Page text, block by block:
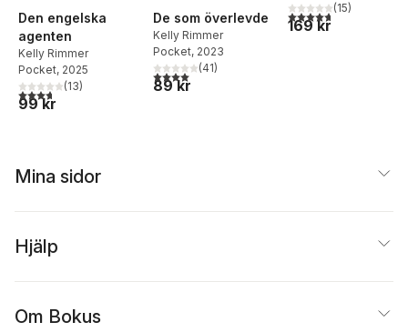
Den engelska
agenten
Kelly Rimmer
Pocket, 2025
3,7utav 5 stjärnor. Totalt antal röster:
(13)
99 kr
De som överlevde
Kelly Rimmer
Pocket, 2023
4,0utav 5 stjärnor. Totalt antal röster:
(41)
89 kr
4,7utav 5 stjärnor.
(15)
169 kr
Mina sidor
Hjälp
Om Bokus